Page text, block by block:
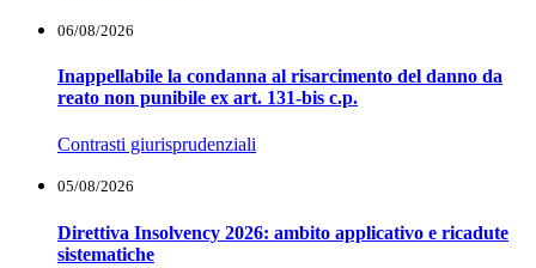
06/08/2026
Inappellabile la condanna al risarcimento del danno da
reato non punibile ex art. 131-bis c.p.
Contrasti giurisprudenziali
05/08/2026
Direttiva Insolvency 2026: ambito applicativo e ricadute
sistematiche